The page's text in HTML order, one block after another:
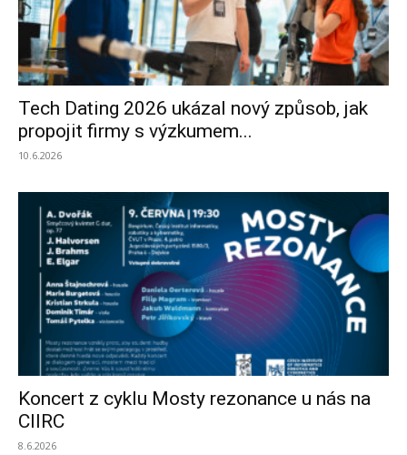
Tech Dating 2026 ukázal nový způsob, jak
propojit firmy s výzkumem...
10.6.2026
Koncert z cyklu Mosty rezonance u nás na
CIIRC
8.6.2026